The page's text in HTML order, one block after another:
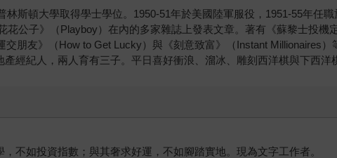
斯頓大學取得學士學位。1950-51年於美國陸軍服役，1951-55年任
花公子》（Playboy）在內的多家雜誌上發表文章。著有《蘇黎士投機
朋友》（How to Get Lucky）與《刻意致富》（Instant Millionaires）
經紀人，兩人育有三子。平日喜好衝浪、溜冰、雕刻西洋棋與下西洋
不如投資指數；與其奢求好運，不如腳踏實地。現為文字工作者。